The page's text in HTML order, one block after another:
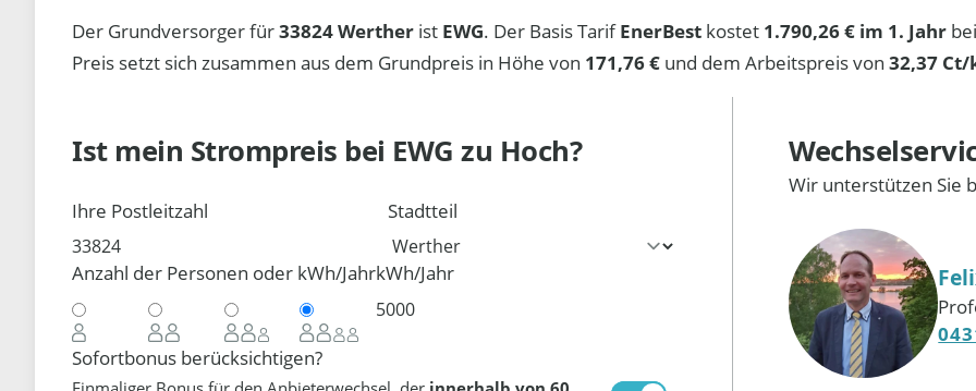
Der Grundversorger für33824 Werther ist EWG. Der Basis TarifEnerBest kostet 1.790,26 € im 1. Jahr
Preis setzt sich zusammen aus dem Grundpreis in Höhe von 171,76 € und dem Arbeitspreis von32,37 Ct/
Ist mein Strompreis bei EWGzu Hoch?
Ihre Postleitzahl Stadtteil
Anzahl der Personen oder kWh/JahrkWh/Jahr
Sofortbonus berücksichtigen?
Wir unterstützen Sie